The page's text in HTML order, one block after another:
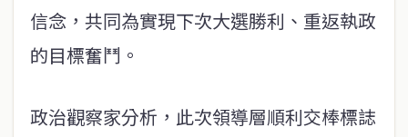
信念，共同為實現下次大選勝利、重返執政
的目標奮鬥。
政治觀察家分析，此次領導層順利交棒標誌